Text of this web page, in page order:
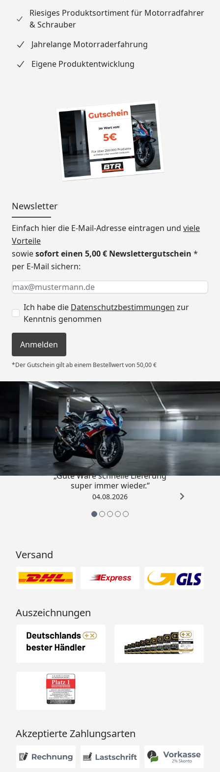
Riesiges Produktsortiment für Motorradfahrer
& Schrauber
Jahrelange Motorraderfahrung
Eigene Produktentwicklung
Newsletter
Einfach hier die E-Mail-Adresse eintragen und viele
Vorteile
sowiesofort einen 5,00 € Newslettergutschein *
per E-Mail sichern:
Keine Eingabe erforderlich
Eingabe erforderlich
E-Mail *
Ich habe die Datenschutzbestimmungen zur
Kenntnis genommen
Anmelden
*Der Gutschein gilt ab einem Bestellwert von 50,00 €
Trusted Shops
4,85/ 5
„Gute Ware schnelle Lieferung
super immer wieder.“
04.08.2026
Versand
Auszeichnungen
Akzeptierte Zahlungsarten